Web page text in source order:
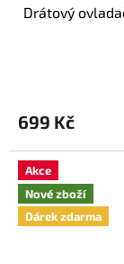
Drátový
699 Kč
Akce
Nové zboží
Dárek zdarma